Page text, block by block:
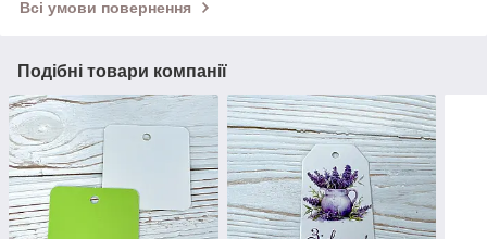
Всі умови повернення
Подібні товари компанії